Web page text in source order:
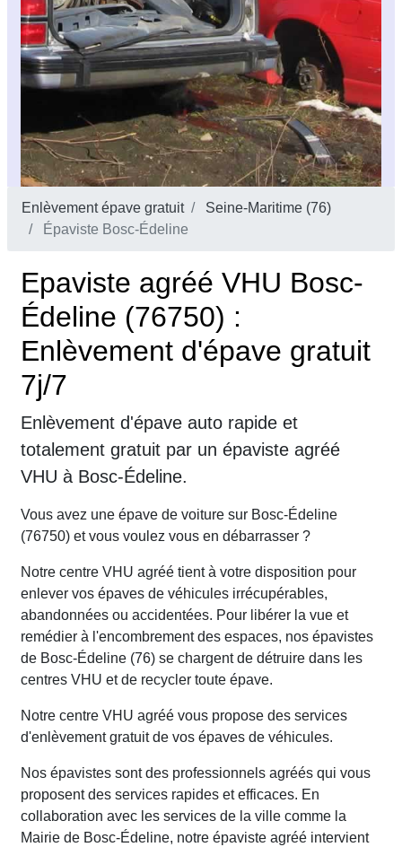
Enlèvement épave gratuit
Seine-Maritime (76)
Épaviste Bosc-Édeline
Epaviste agréé VHU Bosc-
Édeline (76750) :
Enlèvement d'épave gratuit
7j/7
Enlèvement d'épave auto rapide et
totalement gratuit par un épaviste agréé
VHU à Bosc-Édeline.
Vous avez une épave de voiture sur Bosc-Édeline
(76750) et vous voulez vous en débarrasser ?
Notre centre VHU agréé tient à votre disposition pour
enlever vos épaves de véhicules irrécupérables,
abandonnées ou accidentées. Pour libérer la vue et
remédier à l'encombrement des espaces, nos épavistes
de Bosc-Édeline (76) se chargent de détruire dans les
centres VHU et de recycler toute épave.
Notre centre VHU agréé vous propose des services
d'enlèvement gratuit de vos épaves de véhicules.
Nos épavistes sont des professionnels agréés qui vous
proposent des services rapides et efficaces. En
collaboration avec les services de la ville comme la
Mairie de Bosc-Édeline, notre épaviste agréé intervient